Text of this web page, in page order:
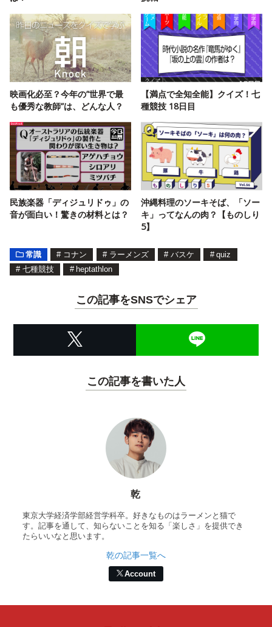
映画化必至？今年の”世界で最
も優秀な教師”は、どんな人？
【満点で全知全能】クイズ！七
種競技 18日目
民族楽器「ディジュリドゥ」の
音が面白い！驚きの材料とは？
沖縄料理のソーキそば、「ソー
キ」ってなんの肉？【ものしり
5】
常識 # コナン # ラーメンズ # バスケ # quiz
# 七種競技 # heptathlon
この記事をSNSでシェア
この記事を書いた人
乾
東京大学経済学部経営学科卒。好きなものはラーメンと猫で
す。記事を通して、知らないことを知る「楽しさ」を提供でき
たらいいなと思います。
乾の記事一覧へ
Account